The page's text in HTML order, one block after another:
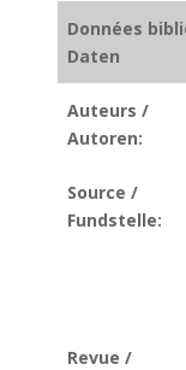
Données
Daten
Auteurs /
Autoren:
Source /
Fundstelle:
Revue /